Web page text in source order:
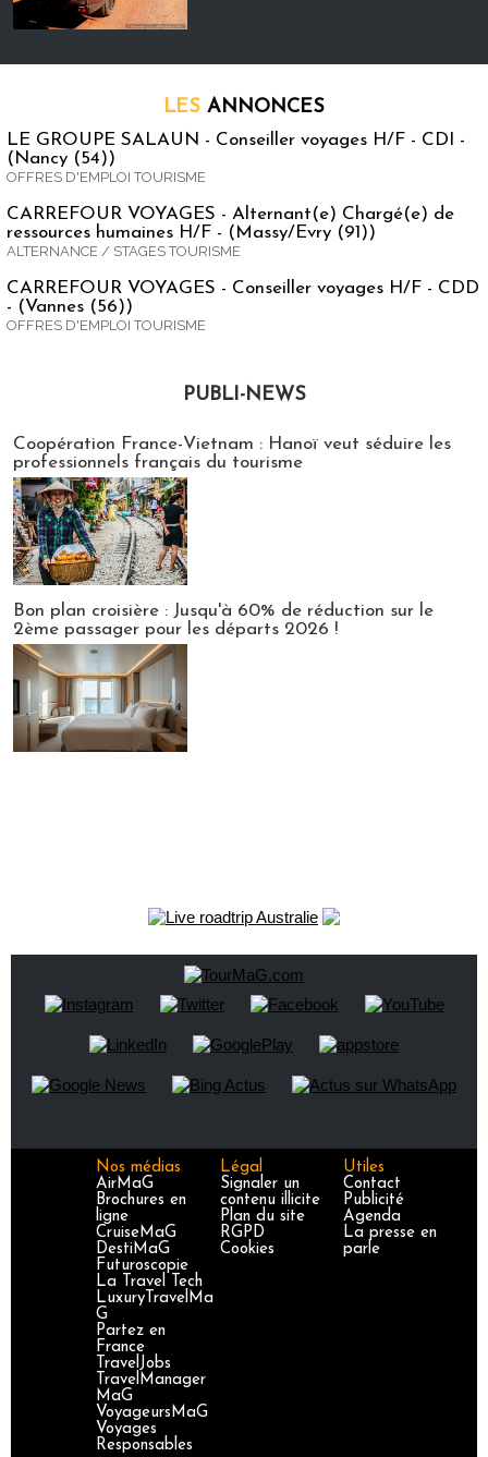
LES ANNONCES
LE GROUPE SALAUN - Conseiller voyages H/F - CDI -
(Nancy (54))
OFFRES D'EMPLOI TOURISME
CARREFOUR VOYAGES - Alternant(e) Chargé(e) de
ressources humaines H/F - (Massy/Evry (91))
ALTERNANCE / STAGES TOURISME
CARREFOUR VOYAGES - Conseiller voyages H/F - CDD
- (Vannes (56))
OFFRES D'EMPLOI TOURISME
PUBLI-NEWS
Coopération France-Vietnam : Hanoï veut séduire les
professionnels français du tourisme
Bon plan croisière : Jusqu'à 60% de réduction sur le
2ème passager pour les départs 2026 !
Nos médias
AirMaG
Brochures en
ligne
CruiseMaG
DestiMaG
Futuroscopie
La Travel Tech
LuxuryTravelMa
G
Partez en
France
TravelJobs
TravelManager
MaG
VoyageursMaG
Voyages
Responsables
Légal
Signaler un
contenu illicite
Plan du site
RGPD
Cookies
Utiles
Contact
Publicité
Agenda
La presse en
parle